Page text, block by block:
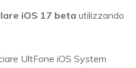
iOS 17 beta utilizzando
UltFone iOS System